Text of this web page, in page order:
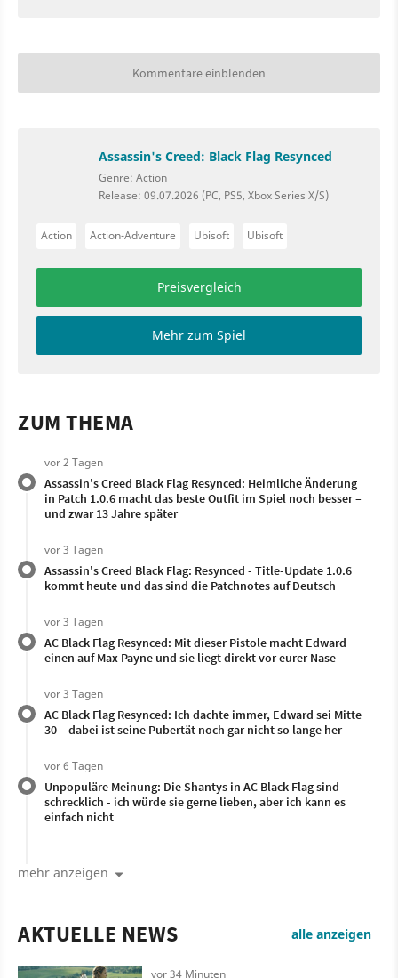
Kommentare einblenden
Assassin's Creed: Black Flag Resynced
Genre: Action
Release: 09.07.2026 (PC, PS5, Xbox Series X/S)
Action Action-Adventure Ubisoft Ubisoft
Preisvergleich
Mehr zum Spiel
ZUM THEMA
vor 2 Tagen
Assassin's Creed Black Flag Resynced: Heimliche Änderung
in Patch 1.0.6 macht das beste Outfit im Spiel noch besser –
und zwar 13 Jahre später
vor 3 Tagen
Assassin's Creed Black Flag: Resynced - Title-Update 1.0.6
kommt heute und das sind die Patchnotes auf Deutsch
vor 3 Tagen
AC Black Flag Resynced: Mit dieser Pistole macht Edward
einen auf Max Payne und sie liegt direkt vor eurer Nase
vor 3 Tagen
AC Black Flag Resynced: Ich dachte immer, Edward sei Mitte
30 – dabei ist seine Pubertät noch gar nicht so lange her
vor 6 Tagen
Unpopuläre Meinung: Die Shantys in AC Black Flag sind
schrecklich - ich würde sie gerne lieben, aber ich kann es
einfach nicht
mehr anzeigen
AKTUELLE NEWS alle anzeigen
vor 34 Minuten